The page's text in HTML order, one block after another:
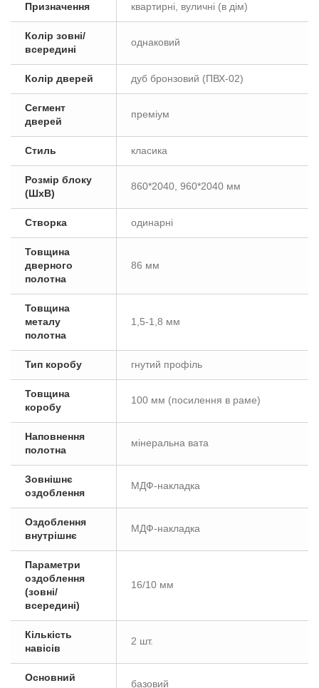
Призначення квартирні, вуличні (в дім)
Колір зовні/
всередині
однаковий
Колір дверей дуб бронзовий (ПВХ-02)
Сегмент
дверей
преміум
Стиль класика
Розмір блоку
(ШxВ)
860*2040, 960*2040 мм
Створка одинарні
Товщина
дверного
полотна
86 мм
Товщина
металу
полотна
1,5-1,8 мм
Тип коробу гнутий профіль
Товщина
коробу
100 мм (посилення в раме)
Наповнення
полотна
мінеральна вата
Зовнішнє
оздоблення
МДФ-накладка
Оздоблення
внутрішнє
МДФ-накладка
Параметри
оздоблення
(зовні/
всередині)
16/10 мм
Кількість
навісів
2 шт.
Основний
базовий